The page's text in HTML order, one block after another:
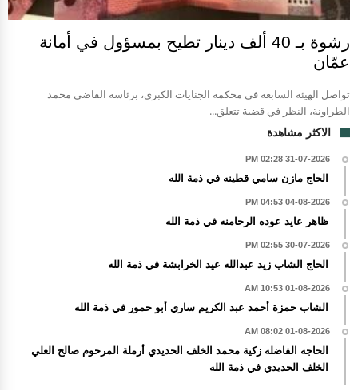
رشوة بـ 40 ألف دينار تطيح بمسؤول في أمانة
عمّان
تواصل الهيئة السابعة في محكمة الجنايات الكبرى، برئاسة القاضي محمد
الطراونة، النظر في قضية تتعلق...
الاكثر مشاهدة
31-07-2026 02:28 PM
الحاج مازن سامي قطينه في ذمة الله
04-08-2026 04:53 PM
ظاهر عايد عوده الرحامنه في ذمة الله
30-07-2026 02:55 PM
الحاج الشاب زيد عبدالله عيد الخرابشة في ذمة الله
01-08-2026 10:53 AM
الشاب حمزة أحمد عبد الكريم ساري أبو حمور في ذمة الله
01-08-2026 08:02 AM
الحاجه الفاضله زكية محمد الخلف الحديدي أرملة المرحوم صالح العلي
الخلف الحديدي في ذمة الله